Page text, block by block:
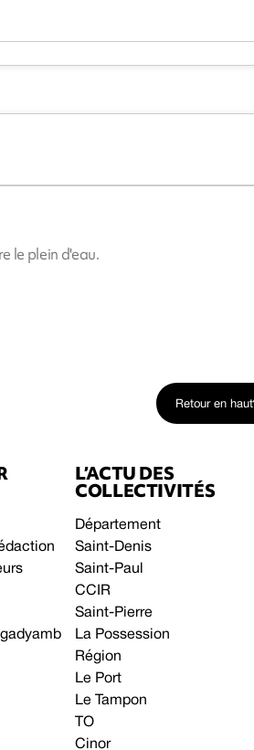
le plein d'eau.
Retour en haut
L’ACTU DES
COLLECTIVITÉS
Département
Saint-Denis
Saint-Paul
CCIR
Saint-Pierre
La Possession
Région
Le Port
Le Tampon
TO
Cinor